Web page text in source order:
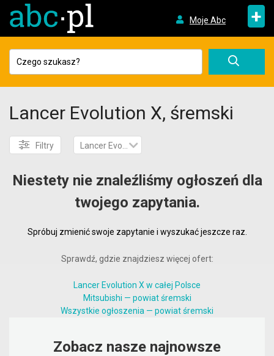
Moje Abc +
Lancer Evolution X, śremski
Filtry Lancer Evolution X
Niestety nie znaleźliśmy ogłoszeń dla
twojego zapytania.
Spróbuj zmienić swoje zapytanie i wyszukać jeszcze raz.
Sprawdź, gdzie znajdziesz więcej ofert:
Lancer Evolution X w całej Polsce
Mitsubishi — powiat śremski
Wszystkie ogłoszenia — powiat śremski
Zobacz nasze najnowsze